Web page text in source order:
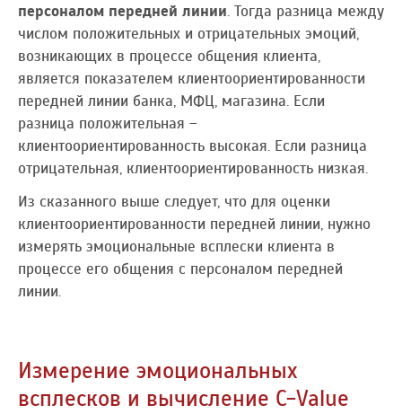
персоналом передней линии. Тогда разница между
числом положительных и отрицательных эмоций,
возникающих в процессе общения клиента,
является показателем клиентоориентированности
передней линии банка, МФЦ, магазина. Если
разница положительная –
клиентоориентированность высокая. Если разница
отрицательная, клиентоориентированность низкая.
Из сказанного выше следует, что для оценки
клиентоориентированности передней линии, нужно
измерять эмоциональные всплески клиента в
процессе его общения с персоналом передней
линии.
Измерение эмоциональных
всплесков и вычисление C-Value